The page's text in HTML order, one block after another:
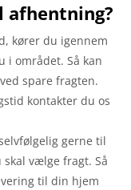
kører du igennem
i området. Så kan
spare fragten.
kontakter du os
gerne til
vælge fragt. Så
til din hjem